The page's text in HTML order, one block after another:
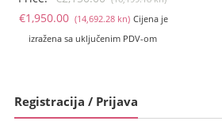
cijena
kn).
€1,950.00 (14,692.28 kn)Trenutna
cijena
kn).
Cijena je
izražena sa uključenim PDV-om
Registracija / Prijava